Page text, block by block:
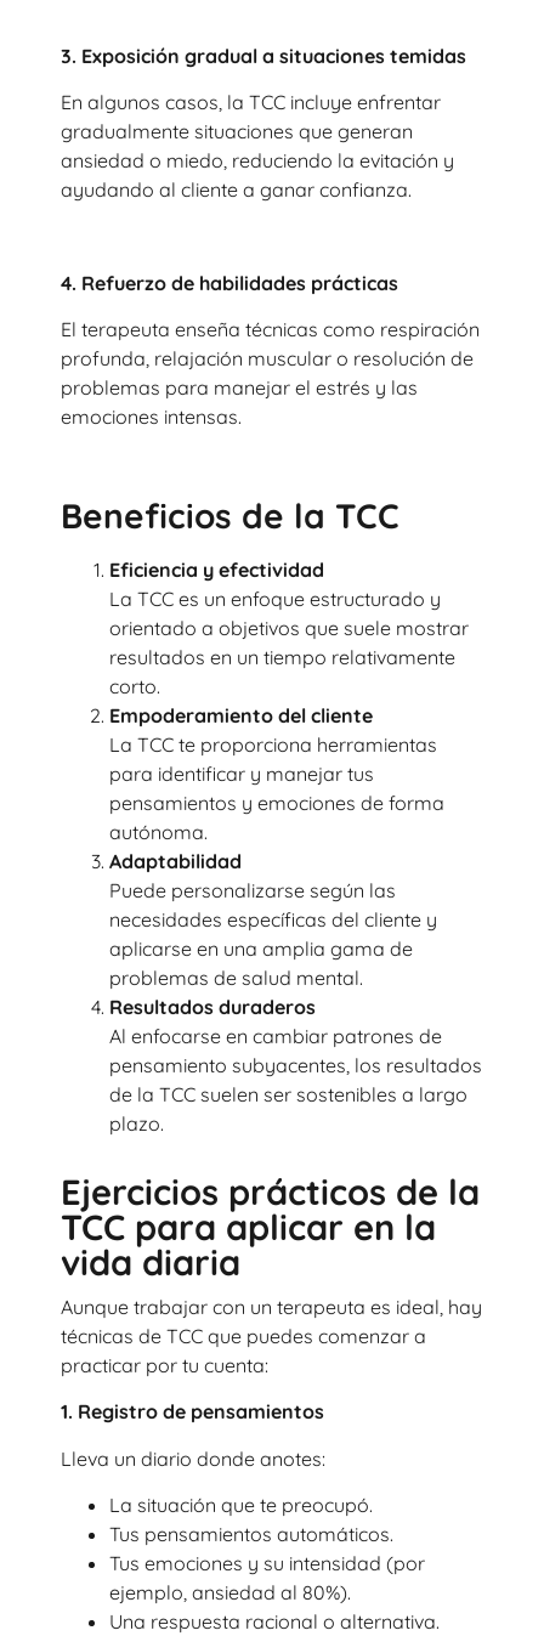
3. Exposición gradual a situaciones temidas
En algunos casos, la TCC incluye enfrentar
gradualmente situaciones que generan
ansiedad o miedo, reduciendo la evitación y
ayudando al cliente a ganar confianza.
4. Refuerzo de habilidades prácticas
El terapeuta enseña técnicas como respiración
profunda, relajación muscular o resolución de
problemas para manejar el estrés y las
emociones intensas.
Beneficios de la TCC
Eficiencia y efectividad
La TCC es un enfoque estructurado y
orientado a objetivos que suele mostrar
resultados en un tiempo relativamente
corto.
Empoderamiento del cliente
La TCC te proporciona herramientas
para identificar y manejar tus
pensamientos y emociones de forma
autónoma.
Adaptabilidad
Puede personalizarse según las
necesidades específicas del cliente y
aplicarse en una amplia gama de
problemas de salud mental.
Resultados duraderos
Al enfocarse en cambiar patrones de
pensamiento subyacentes, los resultados
de la TCC suelen ser sostenibles a largo
plazo.
Ejercicios prácticos de la
TCC para aplicar en la
vida diaria
Aunque trabajar con un terapeuta es ideal, hay
técnicas de TCC que puedes comenzar a
practicar por tu cuenta:
1. Registro de pensamientos
Lleva un diario donde anotes:
La situación que te preocupó.
Tus pensamientos automáticos.
Tus emociones y su intensidad (por
ejemplo, ansiedad al 80%).
Una respuesta racional o alternativa.